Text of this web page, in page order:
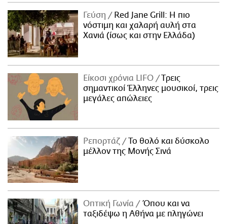
Γεύση
Red Jane Grill: Η πιο
νόστιμη και χαλαρή αυλή στα
Χανιά (ίσως και στην Ελλάδα)
Είκοσι χρόνια LIFO
Tρεις
σημαντικοί Έλληνες μουσικοί, τρεις
μεγάλες απώλειες
Ρεπορτάζ
Το θολό και δύσκολο
μέλλον της Μονής Σινά
Οπτική Γωνία
Όπου και να
ταξιδέψω η Αθήνα με πληγώνει